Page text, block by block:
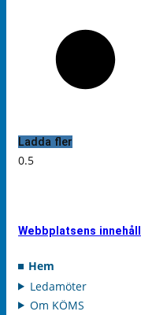
Ladda fler
Webbplatsens innehåll
Hem
Ledamöter
Om KÖMS